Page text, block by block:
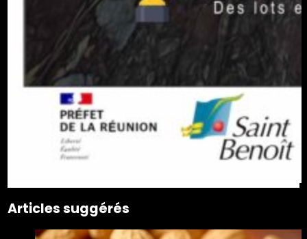
Articles suggérés